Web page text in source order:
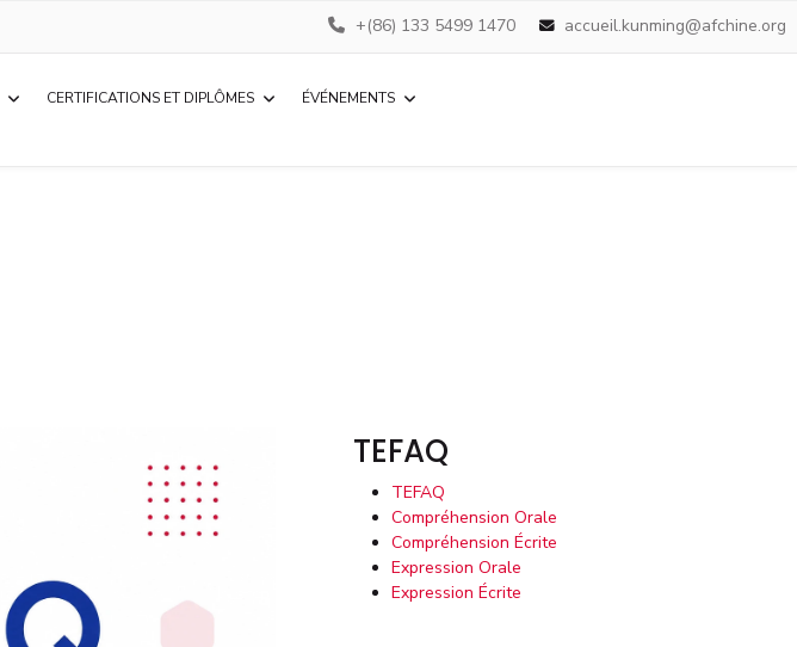
+(86) 133 5499 1470 accueil.kunming@afchine.org
CERTIFICATIONS ET DIPLÔMES ÉVÉNEMENTS
TEFAQ
TEFAQ
Compréhension Orale
Compréhension Écrite
Expression Orale
Expression Écrite